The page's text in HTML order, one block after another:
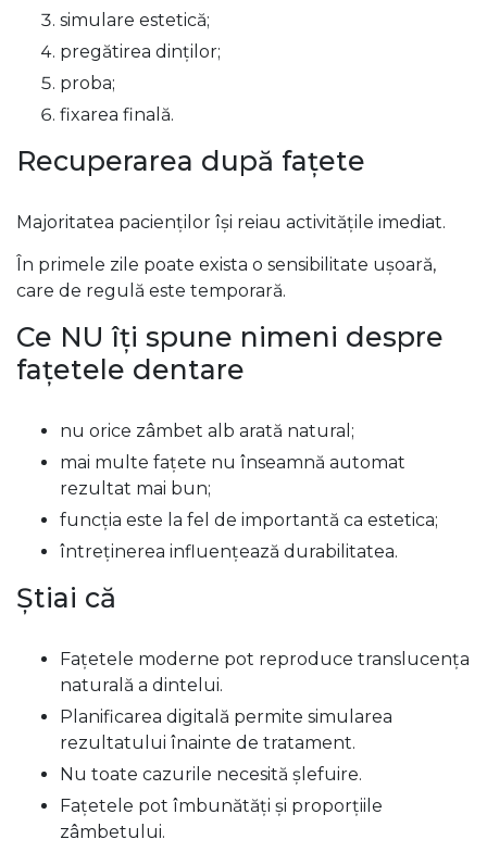
simulare estetică;
pregătirea dinților;
proba;
fixarea finală.
Recuperarea după fațete
Majoritatea pacienților își reiau activitățile imediat.
În primele zile poate exista o sensibilitate ușoară,
care de regulă este temporară.
Ce NU îți spune nimeni despre
fațetele dentare
nu orice zâmbet alb arată natural;
mai multe fațete nu înseamnă automat
rezultat mai bun;
funcția este la fel de importantă ca estetica;
întreținerea influențează durabilitatea.
Știai că
Fațetele moderne pot reproduce translucența
naturală a dintelui.
Planificarea digitală permite simularea
rezultatului înainte de tratament.
Nu toate cazurile necesită șlefuire.
Fațetele pot îmbunătăți și proporțiile
zâmbetului.